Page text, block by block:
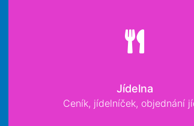
Jídelna
Ceník, jídelníček, objednání